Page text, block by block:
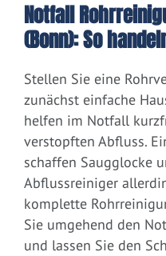
Notfall
(Bonn): So
Stellen Sie eine
zunächst einfache
helfen im Notfall
verstopften Abfluss.
schaffen Saugglocke
Abflussreiniger
komplette
Sie umgehend den
und lassen Sie den